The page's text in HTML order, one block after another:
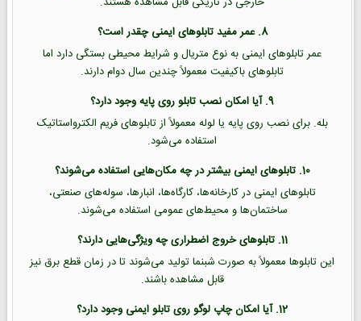
8. عمر مفید تابلوهای ایمنی چقدر است؟
عمر تابلوهای ایمنی به نوع متریال و شرایط محیطی بستگی دارد اما
تابلوهای باکیفیت معمولاً چندین سال دوام دارند.
9. آیا امکان نصب تابلو روی پایه وجود دارد؟
بله. برای نصب روی پایه یا لوله معمولاً از تابلوهای فریم الکترواستاتیک
استفاده می‌شود.
10. تابلوهای ایمنی بیشتر در چه مکان‌هایی استفاده می‌شوند؟
تابلوهای ایمنی در کارخانه‌ها، کارگاه‌ها، انبارها، سوله‌های صنعتی،
ساختمان‌ها و محیط‌های عمومی استفاده می‌شوند.
11. تابلوهای خروج اضطراری چه ویژگی‌هایی دارند؟
این تابلوها معمولاً به صورت شبنما تولید می‌شوند تا در زمان قطع برق نیز
قابل مشاهده باشند.
12. آیا امکان چاپ لوگو روی تابلو ایمنی وجود دارد؟